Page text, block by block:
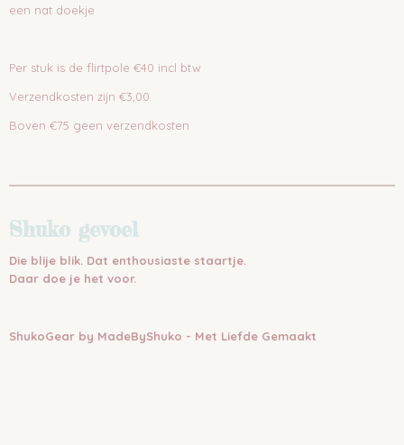
een nat doekje
Per stuk is de flirtpole €40 incl btw
Verzendkosten zijn €3,00
Boven €75 geen verzendkosten
Shuko gevoel
Die blije blik. Dat enthousiaste staartje.
Daar doe je het voor.
ShukoGear by MadeByShuko - Met Liefde Gemaakt